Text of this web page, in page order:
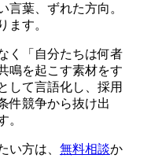
言葉、ずれた方向。
ます。
く「自分たちは何者
鳴を起こす素材をす
して言語化し、採用
件競争から抜け出
。
い方は、 無料相談か